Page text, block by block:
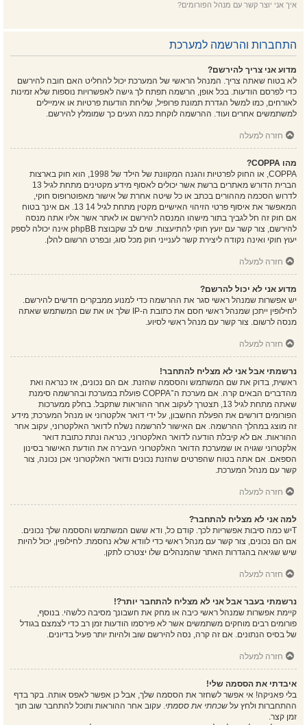
איך אני יוצר קשר עם מנהל הפורומים?
התחברות והרשמה למערכת
מדוע אני צריך להירשם?
לא בטוח שאתה צריך. המנהל הראשי של המערכת יכול להחליט האם חובה להירשם
כדי לפרסם הודעות. בכל אופן, הרשמה תפתח לך גישה לאפשרויות נוספות שלא זמינות
לאורחים, כמו למשל הגדרת תמונת פרופיל, שליחת הודעות פרטיות או אימיילים
למשתמשים אחרים ועוד. ההרשמה לוקחת כמה רגעים כך שמומלץ להירשם.
חזרה למעלה
מהו COPPA?
COPPA, או החוק לפרטיות והגנה המקוונת של הילד של 1998, הוא חוק בארצות
הברית הדורש מאתרים ברשת אשר יכולים לאסוף מידע מקטינים מתחת לגיל 13
לדרוש הסכמה מההורים בכתב או כל שיטה אחרת של אישור מאפוטרופוס חוקי,
המאפשר את איסוף פרטי הזיהוי האישיים מקטין מתחת לגיל 14 13. אם אינך בטוח
אם חוק זה חל לגביך בתור מישהו המנסה להירשם או לאתר אשר אליו אתה מנסה
להירשם, צור קשר עם יועץ חוקי להתיעצות. שים לב שקבוצת phpBB אינה יכולה לספק
יעוץ חוקי ואינה נקודה ליצירת קשר לענייני חוק מכל סוג, ובפרט הרשום להלן.
חזרה למעלה
מדוע אני לא יכול להרשם?
יש אפשרות שמנהל ראשי סגר את ההרשמה כדי למנוע ממבקרים חדשים להירשם.
לחילופין ייתכן שמנהל ראשי חסם את כתובת ה-IP שלך או את שם המשתמש שאתה
מנסה לרשום. צור קשר עם מנהל ראשי לסיוע.
חזרה למעלה
נרשמתי אבל אני לא מצליח להתחבר!
ראשית, בדוק את שם המשתמש והססמה שהזנת. אם הם נכונים, אז כנראה ואת
מהדברים הבאים קרה. אם מערכת ה־COPPA פועלת במערכת ובהרשמה סימנת
שאתה מתחת לגיל 13, תצטרך לעקוב אחר ההוראות שתקבל. בחלק ממערכות
הפורומים דורשים את הפעלת החשבון, על ידי דואר אלקטרוני או מנהל המערכת; מידע
זה מוצג במהלך ההרשמה. אם האישור להרשמה נשלח לדואר האלקטרוני, עקוב אחר
ההוראות. אם לא קיבלת הודעה לדואר האלקטרוני, כנראה ונתת כתובת דואר
אלקטרוני שגויה או שמערכת הדואר האלקטרוני העבירה את הודעת האישור בסינון
הספאם. אם אתה בטוח שהפרטים שהזנת נכונים ודואר האלקטרוני אכן נכונה, צור
קשר עם מנהל המערכת.
חזרה למעלה
למה אני לא מצליח להתחבר?
Tיש כמה סיבות אפשריות לכך. קודם כל, ודא ששם המשתמש והססמה שלך נכונים.
אם הם נכונים, צור קשר עם מנהל ראשי כדי לוודא שלא נחסמת. לחילופין, יכול להיות
שיש שגיאה בהגדרות האתר שהמנהלים שלו יצטרכו לתקן.
חזרה למעלה
נרשמתי בעבר אבל אני לא מצליח להתחבר יותר?!
קיימת אפשרות שמנהל ראשי כיבה או מחק את חשבונך מסיבה כלשהי. בנוסף,
פורומים רבים מוחקים משתמשים אשר לא פירסמו הודעות זמן רב כדי לצמצם בגודל
של בסיס הנתונים. אם זה קרה, נסה להירשם שוב ולהיות יותר פעיל בדיונים.
חזרה למעלה
איבדתי את הססמה שלי!
בלי פאניקה! אי אפשר לשחזר את הססמה שלך, אבל כן אפשר לאפס אותה. בקר בדף
ההתחברות ולחץ על שכחתי את ססמתי. עקוב אחר ההוראות ותוכל להתחבר שוב תוך
זמן קצר.